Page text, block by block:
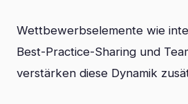
Wettbewerbselemente wie
Best-Practice-Sharing und
verstärken diese Dynamik